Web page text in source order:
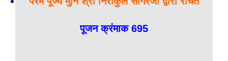
पूजन क्रंमाक 695